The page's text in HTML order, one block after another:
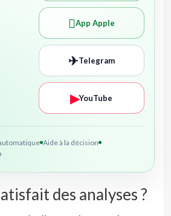
App Apple
✈Telegram
▶YouTube
Aide à la décision
des analyses ?